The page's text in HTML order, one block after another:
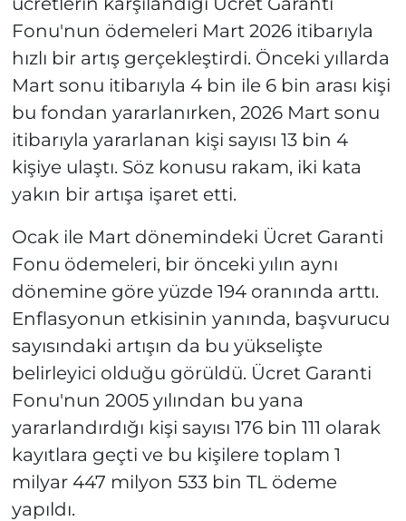
Fonu'nun ödemeleri Mart 2026 itibarıyla
hızlı bir artış gerçekleştirdi. Önceki yıllarda
Mart sonu itibarıyla 4 bin ile 6 bin arası kişi
bu fondan yararlanırken, 2026 Mart sonu
itibarıyla yararlanan kişi sayısı 13 bin 4
kişiye ulaştı. Söz konusu rakam, iki kata
yakın bir artışa işaret etti.
Ocak ile Mart dönemindeki Ücret Garanti
Fonu ödemeleri, bir önceki yılın aynı
dönemine göre yüzde 194 oranında arttı.
Enflasyonun etkisinin yanında, başvurucu
sayısındaki artışın da bu yükselişte
belirleyici olduğu görüldü. Ücret Garanti
Fonu'nun 2005 yılından bu yana
yararlandırdığı kişi sayısı 176 bin 111 olarak
kayıtlara geçti ve bu kişilere toplam 1
milyar 447 milyon 533 bin TL ödeme
yapıldı.